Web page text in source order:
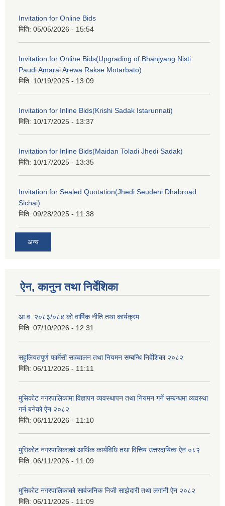
Invitation for Online Bids
मिति: 05/05/2026 - 15:54
Invitation for Online Bids(Upgrading of Bhanjyang Nisti
Paudi Amarai Arewa Rakse Motarbato)
मिति: 10/19/2025 - 13:09
Invitation for Inline Bids(Krishi Sadak Istarunnati)
मिति: 10/17/2025 - 13:37
Invitation for Inline Bids(Maidan Toladi Jhedi Sadak)
मिति: 10/17/2025 - 13:35
Invitation for Sealed Quotation(Jhedi Seudeni Dhabroad
Sichai)
मिति: 09/28/2025 - 11:38
अन्य
ऐन, कानुन तथा निर्देशिका
आ.व. २०८३/०८४ को वार्षिक नीति तथा कार्यक्रम
मिति: 07/10/2026 - 12:31
सहुलियतपूर्ण फार्मेसी सञ्चालन तथा नियमन सम्बन्धि निर्देशिका २०८२
मिति: 06/11/2026 - 11:11
मुसिकोट नगरपालिकामा विज्ञापन व्यवस्थापन तथा नियमन गर्ने सम्बन्धमा व्यवस्था
गर्न बनेको ऐन २०८२
मिति: 06/11/2026 - 11:10
मुसिकोट नगरपालिकाको आर्थिक कार्यविधि तथा वित्तिय उत्तरदायित्व ऐन ०८२
मिति: 06/11/2026 - 11:09
मुसिकोट नगरपालिकाको सार्वजनिक निजी साझेदारी तथा लगानी ऐन २०८२
मिति: 06/11/2026 - 11:09